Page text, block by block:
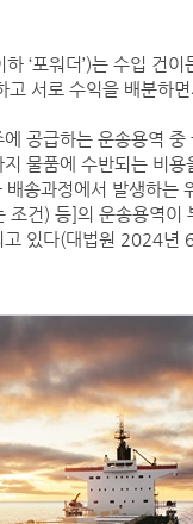
‘포워더’)는 수입 건
고 서로 수익을 배분하
공급하는 운송용역
물품에 수반되는 비
송과정에서 발생하는
건) 등]의 운송용역이
고 있다(대법원 2024